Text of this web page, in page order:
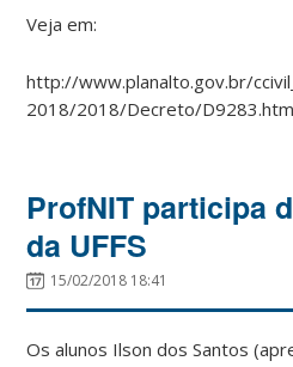
Veja em:
http://www.planalto.gov.br/
2018/2018/Decreto/D9283.htm
ProfNIT participa
da UFFS
15/02/2018 18:41
Os alunos Ilson dos Santos